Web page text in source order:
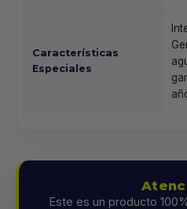
Características
Especiales
Este es un producto